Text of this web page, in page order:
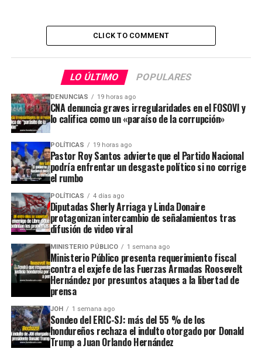
CLICK TO COMMENT
LO ÚLTIMO POPULARES
DENUNCIAS 19 horas ago
CNA denuncia graves irregularidades en el FOSOVI y
lo califica como un «paraíso de la corrupción»
POLÍTICAS 19 horas ago
Pastor Roy Santos advierte que el Partido Nacional
podría enfrentar un desgaste político si no corrige
el rumbo
POLÍTICAS 4 días ago
Diputadas Sherly Arriaga y Linda Donaire
protagonizan intercambio de señalamientos tras
difusión de video viral
MINISTERIO PÚBLICO 1 semana ago
Ministerio Público presenta requerimiento fiscal
contra el exjefe de las Fuerzas Armadas Roosevelt
Hernández por presuntos ataques a la libertad de
prensa
JOH 1 semana ago
Sondeo del ERIC-SJ: más del 55 % de los
hondureños rechaza el indulto otorgado por Donald
Trump a Juan Orlando Hernández